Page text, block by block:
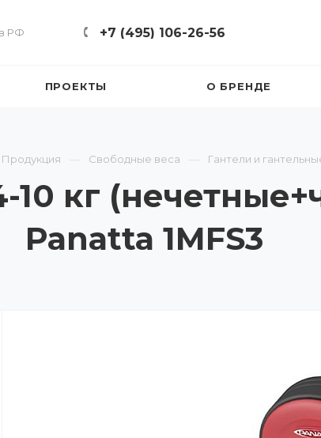
РФ +7 (495) 106-26-56
ПРОЕКТЫ О БРЕНДЕ
Продукция Свободные веса Гантели и
10 кг
Panatta 1MFS3